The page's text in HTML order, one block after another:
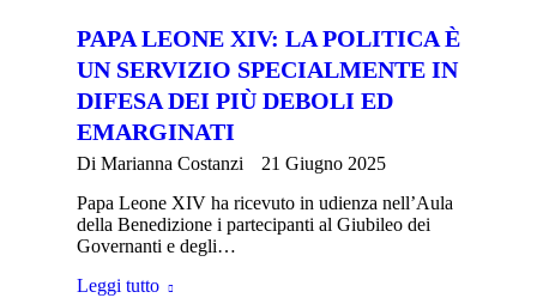
PAPA LEONE XIV: LA POLITICA È
UN SERVIZIO SPECIALMENTE IN
DIFESA DEI PIÙ DEBOLI ED
EMARGINATI
Di Marianna Costanzi
21 Giugno 2025
Papa Leone XIV ha ricevuto in udienza nell’Aula
della Benedizione i partecipanti al Giubileo dei
Governanti e degli…
Leggi tutto